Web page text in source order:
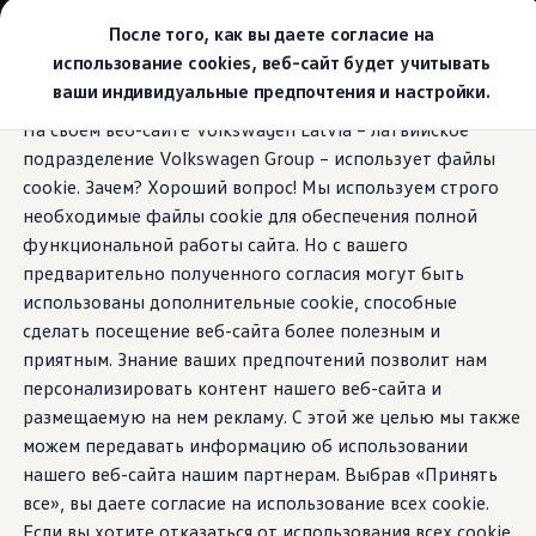
После того, как вы даете согласие на
использование cookies, веб-сайт будет учитывать
ваши индивидуальные предпочтения и настройки.
На своем веб-сайте Volkswagen Latvia – латвийское
подразделение Volkswagen Group – использует файлы
cookie. Зачем? Хороший вопрос! Мы используем строго
необходимые файлы cookie для обеспечения полной
функциональной работы сайта. Но с вашего
предварительно полученного согласия могут быть
использованы дополнительные cookie, способные
сделать посещение веб-сайта более полезным и
приятным. Знание ваших предпочтений позволит нам
персонализировать контент нашего веб-сайта и
размещаемую на нем рекламу. С этой же целью мы также
можем передавать информацию об использовании
нашего веб-сайта нашим партнерам. Выбрав «Принять
все», вы даете согласие на использование всех cookie.
Если вы хотите отказаться от использования всех cookie,
основному
содержанию
нижнему
колонтитулу
Выбери свой Volkswagen
Модельный ряд
Новый ID.Cross
Открой для себя семейство внедорожников
Предложения и услуги
Юбилейное предложение
Автомобильный онлайн-магазин Volkswagen
Обмен автомобилей
Лизинг Volkswagen
Гарантия
Бесплатная регистрация для вашего нового
Взаимодействие в сети простыми словами
VW Connect
Активация
Все службы
VW Connect для Вашего ID.
Обновления (Upgrades)
Car-Net
App-Connect
Fleet Interface Data
O Volkswagen
Получи больше
Владельцы и услуги
Обновления
Ретроспективное
обновление?Теперь
это возможно с Tiguan.